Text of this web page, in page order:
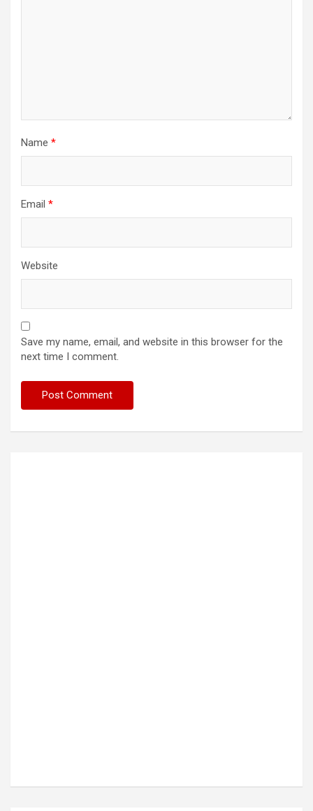
Name *
Email *
Website
Save my name, email, and website in this browser for the
next time I comment.